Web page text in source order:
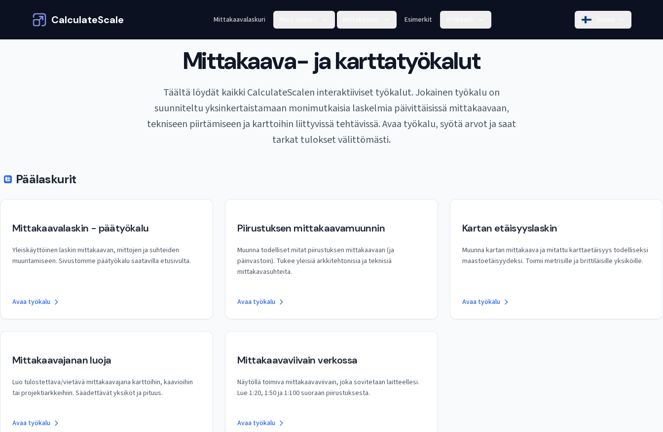
CalculateScale Mittakaavalaskuri Esimerkit
Mittakaava- ja karttatyökalut
Täältä löydät kaikki CalculateScalen interaktiiviset työkalut. Jokainen työkalu on
suunniteltu yksinkertaistamaan monimutkaisia laskelmia päivittäisissä mittakaavaan,
tekniseen piirtämiseen ja karttoihin liittyvissä tehtävissä. Avaa työkalu, syötä arvot ja saat
tarkat tulokset välittömästi.
Päälaskurit
Mittakaavalaskin - päätyökalu
Yleiskäyttöinen laskin mittakaavan, mittojen ja suhteiden
muuntamiseen. Sivustomme päätyökalu saatavilla etusivulta.
Avaa työkalu
Piirustuksen mittakaavamuunnin
Muunna todelliset mitat piirustuksen mittakaavaan (ja
päinvastoin). Tukee yleisiä arkkitehtonisia ja teknisiä
mittakavasuhteita.
Avaa työkalu
Kartan etäisyyslaskin
Muunna kartan mittakaava ja mitattu karttaetäisyys todelliseksi
maastoetäisyydeksi. Toimii metrisille ja brittiläisille yksiköille.
Avaa työkalu
Mittakaavajanan luoja
Luo tulostettava/vietävä mittakaavajana karttoihin, kaavioihin
tai projektiarkkeihiin. Säädettävät yksiköt ja pituus.
Avaa työkalu
Mittakaavaviivain verkossa
Näytöllä toimiva mittakaavaviivain, joka sovitetaan laitteellesi.
Lue 1:20, 1:50 ja 1:100 suoraan piirustuksesta.
Avaa työkalu